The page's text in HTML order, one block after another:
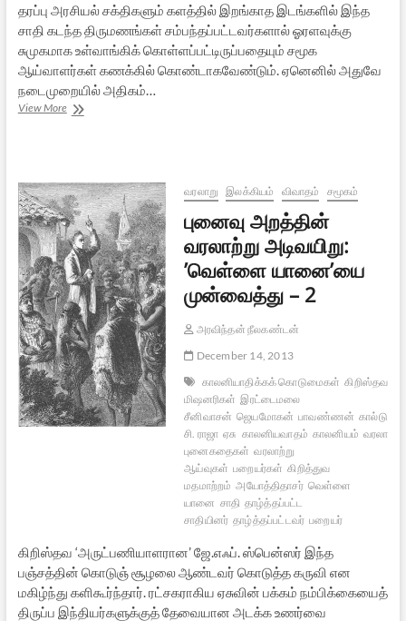
தரப்பு அரசியல் சக்திகளும் களத்தில் இறங்காத இடங்களில் இந்த
சாதி கடந்த திருமணங்கள் சம்பந்தப்பட்டவர்களால் ஓரளவுக்கு
சுமுகமாக உள்வாங்கிக் கொள்ளப்பட்டிருப்பதையும் சமூக
ஆய்வாளர்கள் கணக்கில் கொண்டாகவேண்டும். ஏனெனில் அதுவே
நடைமுறையில் அதிகம்…
View Moreநான்
விமரிசனம்
–
1
வரலாறு இலக்கியம் விவாதம் சமூகம்
புனைவு அறத்தின்
வரலாற்று அடிவயிறு:
’வெள்ளை யானை’யை
முன்வைத்து – 2
அரவிந்தன் நீலகண்டன்
December 14, 2013
காலனியாதிக்கக் கொடுமைகள் கிறிஸ்தவ
மிஷனரிகள் இரட்டைமலை
சீனிவாசன் ஜெயமோகன் பாவண்ணன்
சி. ராஜா ஏசு காலனியவாதம் காலனியம்
புனைகதைகள் வரலாற்று
ஆய்வுகள் பறையர்கள் கிறித்துவ
மதமாற்றம் அயோத்திதாசர் வெள்ளை
யானை சாதி தாழ்த்தப்பட்ட
சாதியினர் தாழ்த்தப்பட்டவர் பறையர்
கிறிஸ்தவ ‘அருட்பணியாளரான’ ஜே.எஃப். ஸ்பென்ஸர் இந்த
பஞ்சத்தின் கொடுஞ் சூழலை ஆண்டவர் கொடுத்த கருவி என
மகிழ்ந்து களிகூர்ந்தார். ரட்சகராகிய ஏசுவின் பக்கம் நம்பிக்கையைத்
திருப்ப இந்தியர்களுக்குத் தேவையான அடக்க உணர்வை